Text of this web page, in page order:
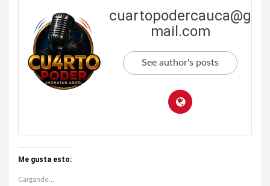
cuartopodercauca@g
mail.com
See author's posts
Me gusta esto:
Cargando...